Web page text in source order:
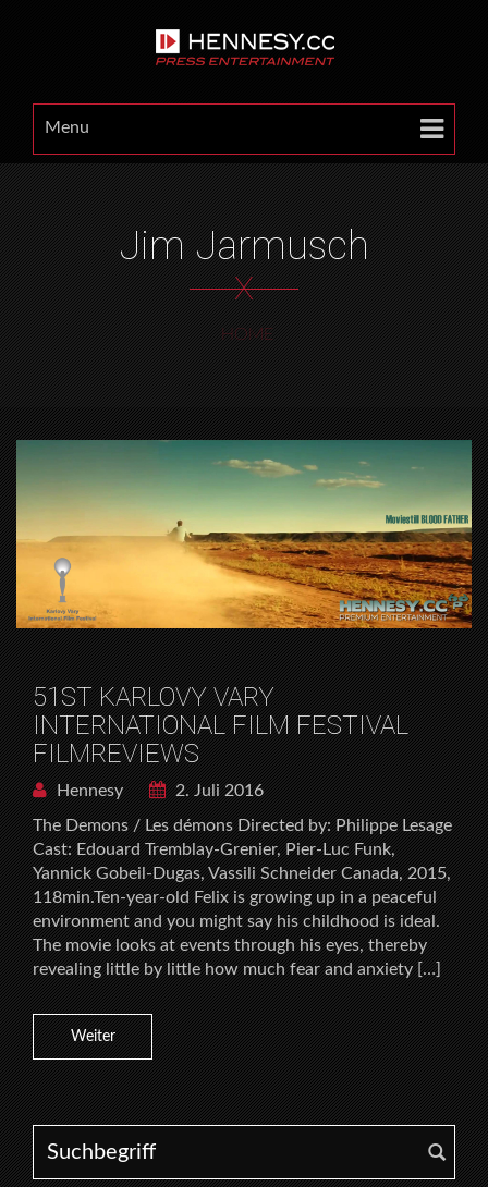
Menu
Jim Jarmusch
X
HOME
51ST KARLOVY VARY
INTERNATIONAL FILM FESTIVAL
FILMREVIEWS
Hennesy
2. Juli 2016
The Demons / Les démons Directed by: Philippe Lesage
Cast: Edouard Tremblay-Grenier, Pier-Luc Funk,
Yannick Gobeil-Dugas, Vassili Schneider Canada, 2015,
118min.Ten-year-old Felix is growing up in a peaceful
environment and you might say his childhood is ideal.
The movie looks at events through his eyes, thereby
revealing little by little how much fear and anxiety […]
Weiter
Search for: